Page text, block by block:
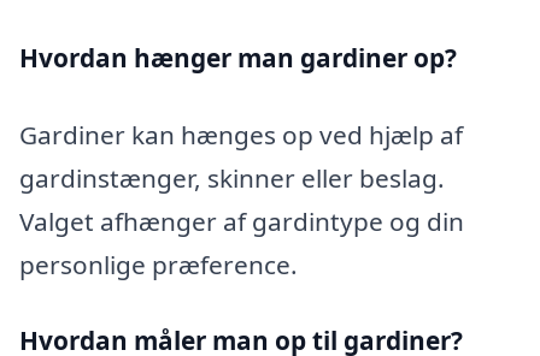
Hvordan hænger man gardiner op?
Gardiner kan hænges op ved hjælp af
gardinstænger, skinner eller beslag.
Valget afhænger af gardintype og din
personlige præference.
Hvordan måler man op til gardiner?